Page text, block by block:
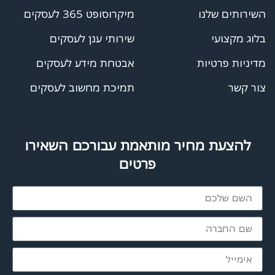
השירותים שלנו
בלוג מקצועי
מדיניות פרטיות
צור קשר
מיקרוסופט 365 לעסקים
שירותי ענן לעסקים
אבטחת מידע לעסקים
תמיכת מחשוב לעסקים
להצעת מחיר מותאמת עבורכם השאירו
פרטים